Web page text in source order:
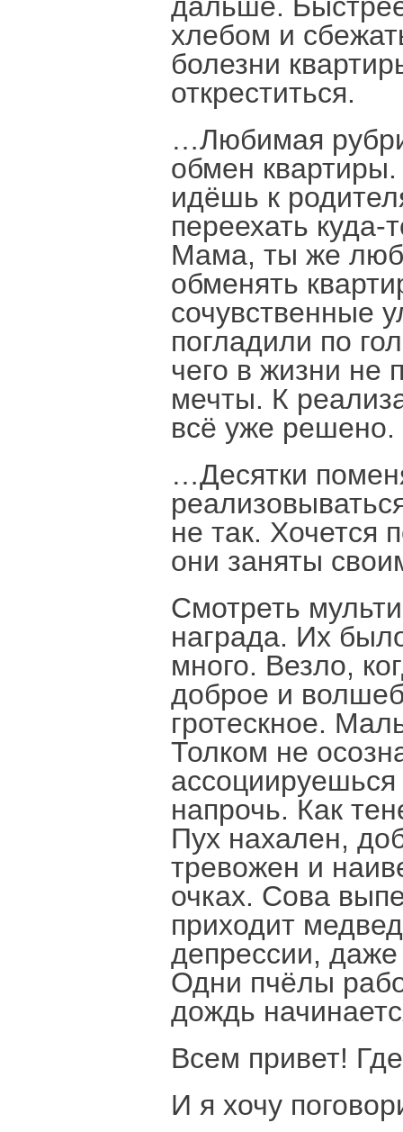
хлебом и
болезни
откреститься.
…Любимая
обмен
идёшь к
переехать куда-
Мама, ты же
обменять
сочувственные
погладили по
чего в жизни
мечты. К
всё уже решено.
…Десятки
не так. Хочется
они заняты
Смотреть
награда. Их
много. Везло,
доброе и
гротескное.
Толком не
напрочь. Как
Пух нахален,
тревожен и
очках. Сова
приходит
депрессии,
Одни пчёлы
дождь
Всем привет!
И я хочу